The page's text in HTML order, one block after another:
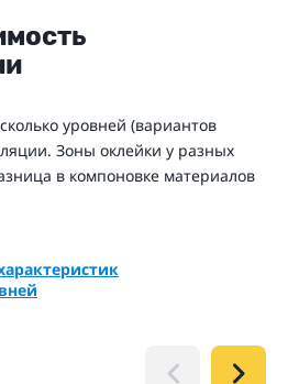
уровней (вариантов
Зоны оклейки у разных
в компоновке материалов